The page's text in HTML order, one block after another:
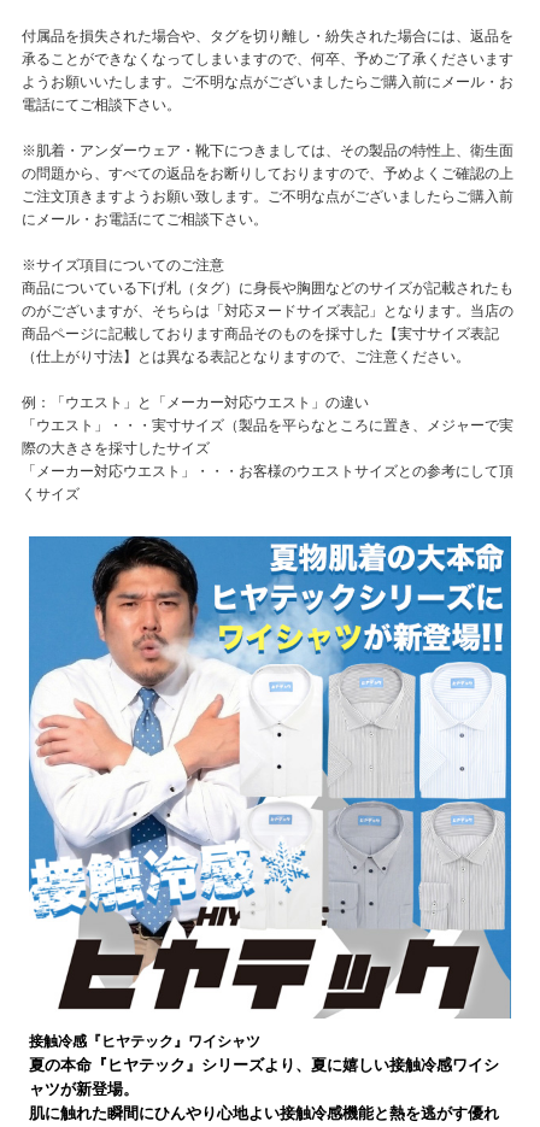
付属品を損失された場合や、タグを切り離し・紛失された場合には、返品を
承ることができなくなってしまいますので、何卒、予めご了承くださいます
ようお願いいたします。ご不明な点がございましたらご購入前にメール・お
電話にてご相談下さい。
※肌着・アンダーウェア・靴下につきましては、その製品の特性上、衛生面
の問題から、すべての返品をお断りしておりますので、予めよくご確認の上
ご注文頂きますようお願い致します。ご不明な点がございましたらご購入前
にメール・お電話にてご相談下さい。
※サイズ項目についてのご注意
商品についている下げ札（タグ）に身長や胸囲などのサイズが記載されたも
のがございますが、そちらは「対応ヌードサイズ表記」となります。当店の
商品ページに記載しております商品そのものを採寸した【実寸サイズ表記
（仕上がり寸法】とは異なる表記となりますので、ご注意ください。
例：「ウエスト」と「メーカー対応ウエスト」の違い
「ウエスト」・・・実寸サイズ（製品を平らなところに置き、メジャーで実
際の大きさを採寸したサイズ
「メーカー対応ウエスト」・・・お客様のウエストサイズとの参考にして頂
くサイズ
接触冷感『ヒヤテック』ワイシャツ
夏の本命『ヒヤテック』シリーズより、夏に嬉しい接触冷感ワイシ
ャツが新登場。
肌に触れた瞬間にひんやり心地よい接触冷感機能と熱を逃がす優れ